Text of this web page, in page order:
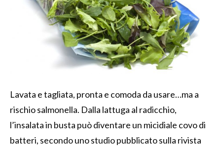
Lavata e tagliata, pronta e comoda da usare…ma a
rischio salmonella. Dalla lattuga al radicchio,
l’insalata in busta può diventare un micidiale covo di
batteri, secondo uno studio pubblicato sulla rivista